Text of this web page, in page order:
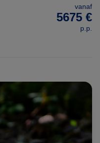
Levendige, groene
concentreren zich rond
- december): Goed
nieuw leven.
vanaf
5675 €
p.p.